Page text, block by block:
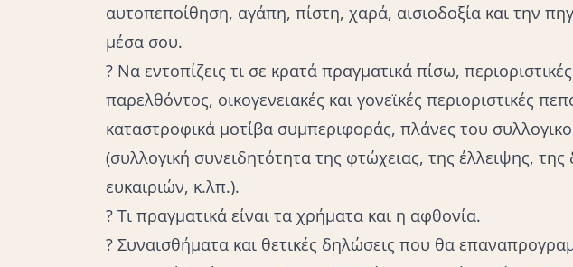
αυτοπεποίθηση, αγάπη, πίστη, χαρά, αισιοδοξία και την
μέσα σου.
? Να εντοπίζεις τι σε κρατά πραγματικά πίσω,
παρελθόντος, οικογενειακές και γονεϊκές περιοριστικές
καταστροφικά μοτίβα συμπεριφοράς, πλάνες του
(συλλογική συνειδητότητα της φτώχειας, της έλλειψης, της
ευκαιριών, κ.λπ.).
? Τι πραγματικά είναι τα χρήματα και η αφθονία.
? Συναισθήματα και θετικές δηλώσεις που θα